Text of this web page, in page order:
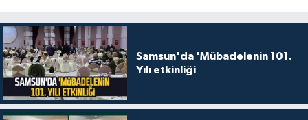
Samsun'da 'Mübadelenin 101.
Yılı etkinliği